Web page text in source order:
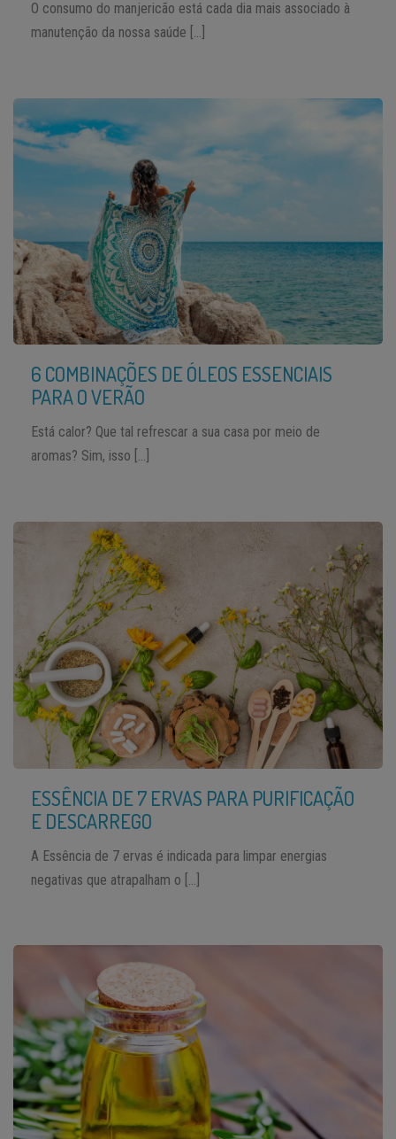
O consumo do manjericão está cada dia mais associado à
manutenção da nossa saúde […]
6 COMBINAÇÕES DE ÓLEOS ESSENCIAIS
PARA O VERÃO
Está calor? Que tal refrescar a sua casa por meio de
aromas? Sim, isso […]
ESSÊNCIA DE 7 ERVAS PARA PURIFICAÇÃO
E DESCARREGO
A Essência de 7 ervas é indicada para limpar energias
negativas que atrapalham o […]